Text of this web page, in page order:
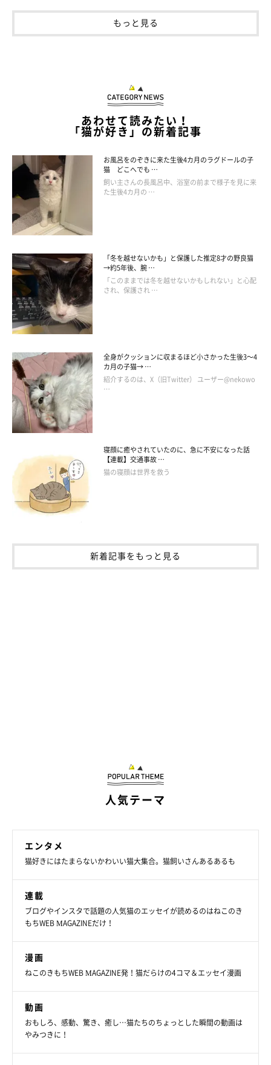
もっと見る
あわせて読みたい！
「猫が好き」の新着記事
お風呂をのぞきに来た生後4カ月のラグドールの子
猫 どこへでも …
飼い主さんの長風呂中、浴室の前まで様子を見に来
た生後4カ月の …
「冬を越せないかも」と保護した推定8才の野良猫
→約5年後、腕 …
「このままでは冬を越せないかもしれない」と心配
され、保護され …
全身がクッションに収まるほど小さかった生後3～4
カ月の子猫→ …
紹介するのは、X（旧Twitter） ユーザー@nekowo
…
寝顔に癒やされていたのに、急に不安になった話
【連載】交通事故 …
猫の寝顔は世界を救う
新着記事をもっと見る
人気テーマ
エンタメ
猫好きにはたまらないかわいい猫大集合。猫飼いさんあるあるも
連載
ブログやインスタで話題の人気猫のエッセイが読めるのはねこのき
もちWEB MAGAZINEだけ！
漫画
ねこのきもちWEB MAGAZINE発！猫だらけの4コマ＆エッセイ漫画
動画
おもしろ、感動、驚き、癒し…猫たちのちょっとした瞬間の動画は
やみつきに！